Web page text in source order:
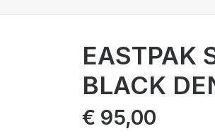
EASTPAK
BLACK
€ 95,00